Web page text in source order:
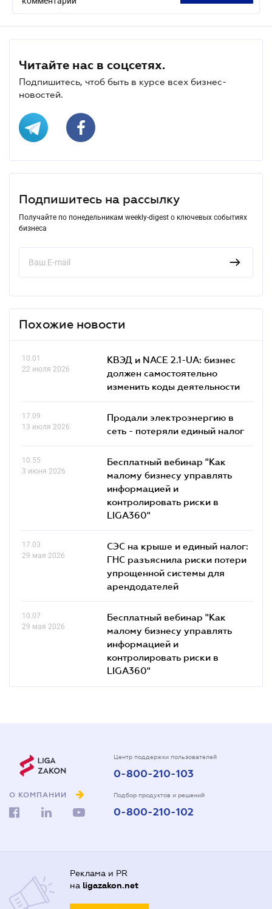
Читайте нас в соцсетях.
Подпишитесь, чтоб быть в курсе всех бизнес-
новостей.
Подпишитесь на рассылку
Получайте по понедельникам weekly-digest о ключевых событиях
бизнеса
Похожие новости
10.01
22 июля 2026
КВЭД и NACE 2.1-UA: бизнес
должен самостоятельно
изменить коды деятельности
17.09
13 июля 2026
Продали электроэнергию в
сеть - потеряли единый налог
10.55
3 июня 2026
Бесплатный вебинар "Как
малому бизнесу управлять
информацией и
контролировать риски в
LIGA360"
17.03
29 мая 2026
СЭС на крыше и единый налог:
ГНС разъяснила риски потери
упрощенной системы для
арендодателей
10.07
29 мая 2026
Бесплатный вебинар "Как
малому бизнесу управлять
информацией и
контролировать риски в
LIGA360"
О КОМПАНИИ
Центр поддержки пользователей
0-800-210-103
Подбор продуктов и решений
0-800-210-102
Реклама и PR
на ligazakon.net